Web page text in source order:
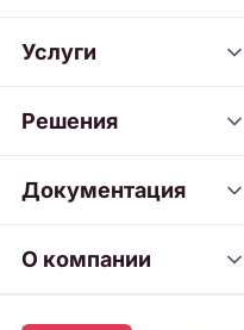
Услуги
Решения
Документация
О компании
Sirin vs